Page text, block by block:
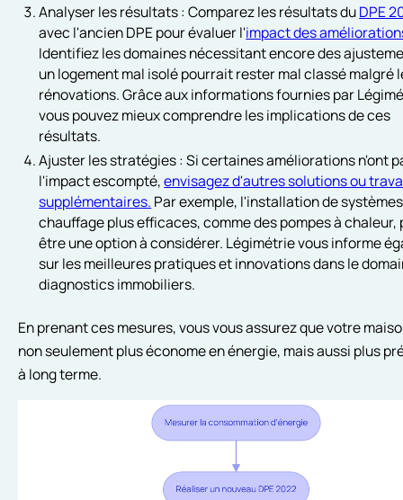
Analyser les résultats : Comparez les résultats duDPE
avec l'ancien DPE pour évaluer l'impact des
Identifiez les domaines nécessitant encore des
un logement mal isolé pourrait rester mal classé malgré
rénovations. Grâce aux informations fournies par
vous pouvez mieux comprendre les implications de ces
résultats.
Ajuster les stratégies : Si certaines améliorations n'ont
l'impact escompté,envisagez d'autres solutions ou
supplémentaires. Par exemple, l'installation de
chauffage plus efficaces, comme des pompes à chaleur,
être une option à considérer. Légimétrie vous informe
sur les meilleures pratiques et innovations dans le
diagnostics immobiliers.
En prenant ces mesures, vous vous assurez que votre
non seulement plus économe en énergie, mais aussi plus
à long terme.